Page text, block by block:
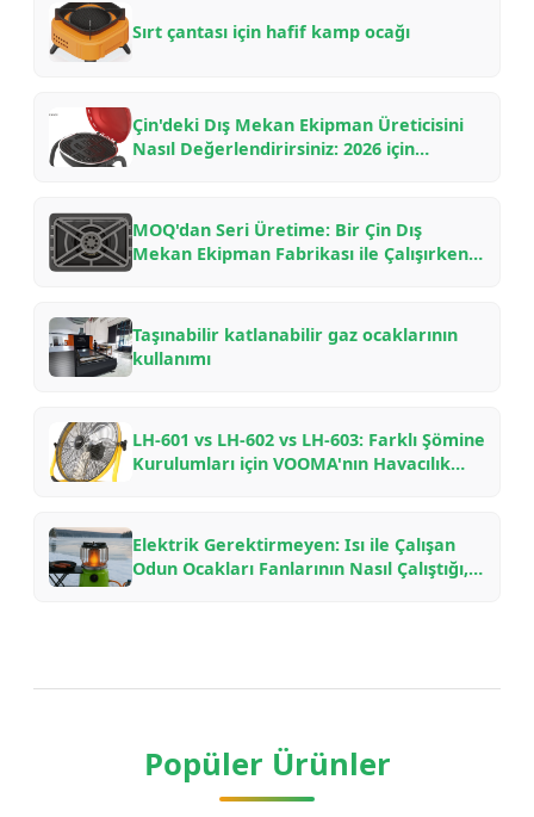
Sırt çantası için hafif kamp ocağı
Çin'deki Dış Mekan Ekipman Üreticisini
Nasıl Değerlendirirsiniz: 2026 için
MOQ'dan Seri Üretime: Bir Çin Dış
Mekan Ekipman Fabrikası ile Çalışırken
Taşınabilir katlanabilir gaz ocaklarının
kullanımı
LH-601 vs LH-602 vs LH-603: Farklı Şömine
Kurulumları için VOOMA'nın Havacılık
Elektrik Gerektirmeyen: Isı ile Çalışan
Odun Ocakları Fanlarının Nasıl Çalıştığı,
Popüler Ürünler